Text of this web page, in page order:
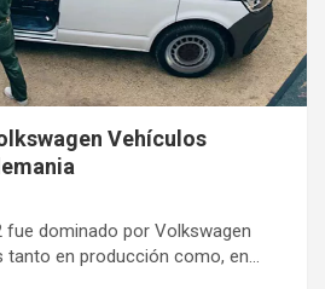
Vehículos
fue dominado por Volkswagen
tanto en producción como, en…